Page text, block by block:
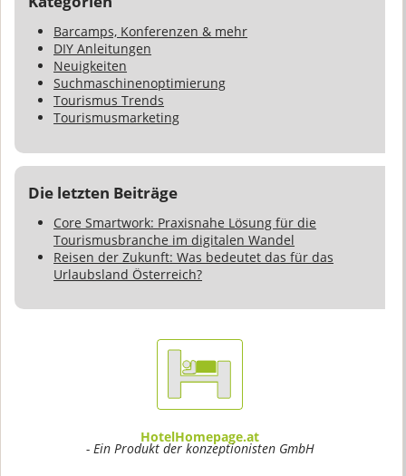
Barcamps, Konferenzen & mehr
DIY Anleitungen
Neuigkeiten
Suchmaschinenoptimierung
Tourismus Trends
Tourismusmarketing
Die letzten Beiträge
Core Smartwork: Praxisnahe Lösung für die
Tourismusbranche im digitalen Wandel
Reisen der Zukunft: Was bedeutet das für das
Urlaubsland Österreich?
HotelHomepage.at
- Ein Produkt der konzeptionisten GmbH